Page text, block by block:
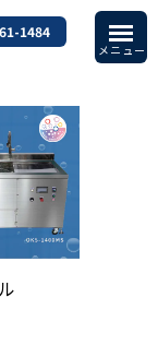
1484